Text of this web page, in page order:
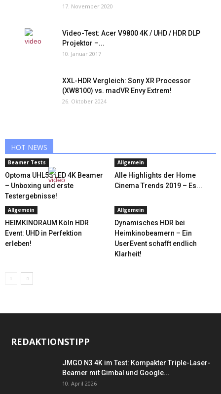
17. November 2020
Video-Test: Acer V9800 4K / UHD / HDR DLP
Projektor –...
10. Januar 2017
XXL-HDR Vergleich: Sony XR Processor
(XW8100) vs. madVR Envy Extrem!
26. Oktober 2024
HOT NEWS
Beamer Tests
Optoma UHL55 LED 4K Beamer
– Unboxing und erste
Testergebnisse!
Allgemein
Alle Highlights der Home
Cinema Trends 2019 – Es...
Allgemein
HEIMKINORAUM Köln HDR
Event: UHD in Perfektion
erleben!
Allgemein
Dynamisches HDR bei
Heimkinobeamern – Ein
UserEvent schafft endlich
Klarheit!
REDAKTIONSTIPP
JMGO N3 4K im Test: Kompakter Triple-Laser-
Beamer mit Gimbal und Google...
10. April 2026